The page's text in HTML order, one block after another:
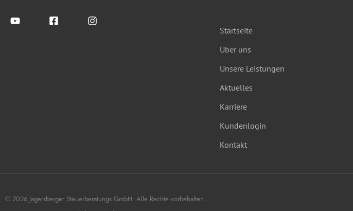
Startseite
Über uns
Unsere Leistungen
Aktuelles
Karriere
Kundenlogin
Kontakt
© 2026 Jagersberger Steuerberatungs GmbH. Alle Rechte vorbehalten.